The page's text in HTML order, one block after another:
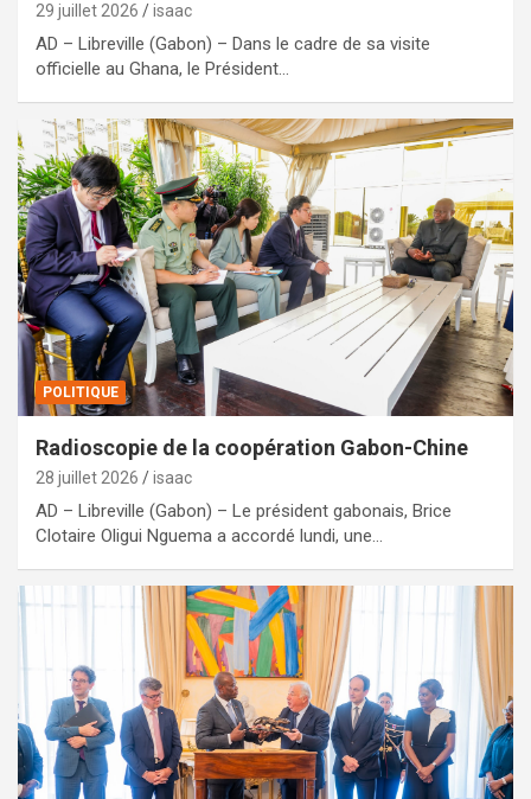
29 juillet 2026 isaac
AD – Libreville (Gabon) – Dans le cadre de sa visite
officielle au Ghana, le Président…
POLITIQUE
Radioscopie de la coopération Gabon-Chine
28 juillet 2026 isaac
AD – Libreville (Gabon) – Le président gabonais, Brice
Clotaire Oligui Nguema a accordé lundi, une…